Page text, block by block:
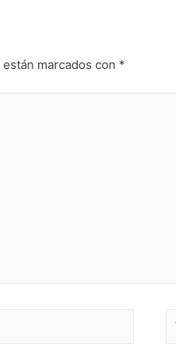
marcados con *